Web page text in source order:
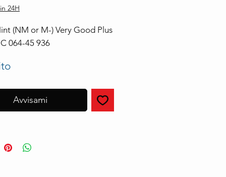
24H
(NM or M-) Very Good Plus
064-45 936
Avvisami